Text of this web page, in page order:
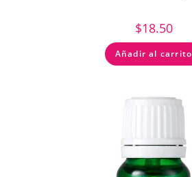
$18.50
Añadir al carrito